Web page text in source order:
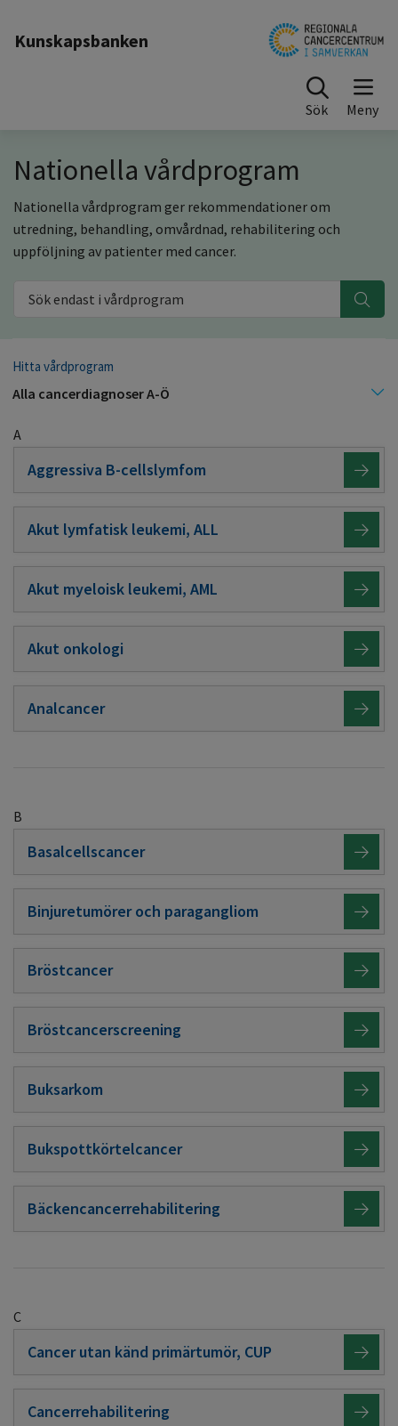
Kunskapsbanken
Sök
Nationella vårdprogram
Nationella vårdprogram ger rekommendationer om
utredning, behandling, omvårdnad, rehabilitering och
uppföljning av patienter med cancer.
Sök endast i vårdprogram
Hitta vårdprogram
Alla cancerdiagnoser A-Ö
A
Aggressiva B-cellslymfom
Akut lymfatisk leukemi, ALL
Akut myeloisk leukemi, AML
Akut onkologi
Analcancer
B
Basalcellscancer
Binjuretumörer och paragangliom
Bröstcancer
Bröstcancerscreening
Buksarkom
Bukspottkörtelcancer
Bäckencancerrehabilitering
C
Cancer utan känd primärtumör, CUP
Cancerrehabilitering